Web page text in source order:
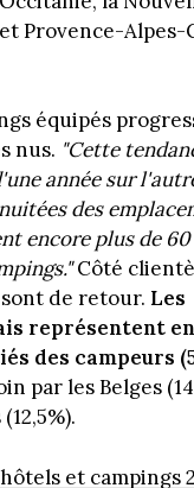
Provence-Alpes-
équipés
nus. "Cette
année sur
des
encore plus de 60
Côté
de retour. Les
représentent
des campeurs
par les Belges